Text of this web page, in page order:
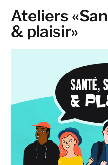
Ateliers
& plaisir»